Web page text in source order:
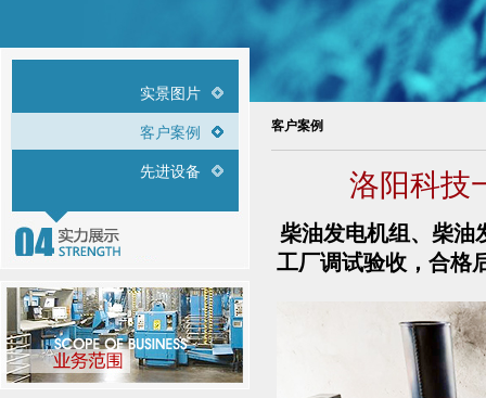
实景图片
客户案例
先进设备
客户案例
洛阳科技
柴油发电机组、柴油
工厂调试验收，合格